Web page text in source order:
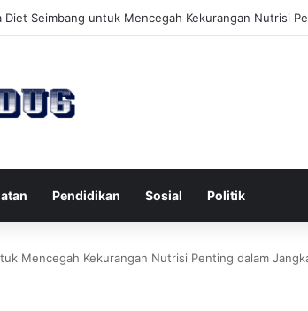
Tertawa untuk Kesehatan Jantung dan
Pendidikan Sosial Politik
Mencegah Kekurangan Nutrisi Penting dalam